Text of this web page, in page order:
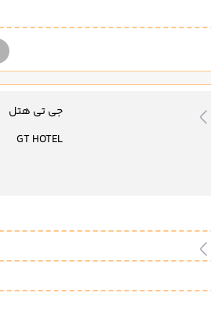
جی تی هتل
GT HOTEL